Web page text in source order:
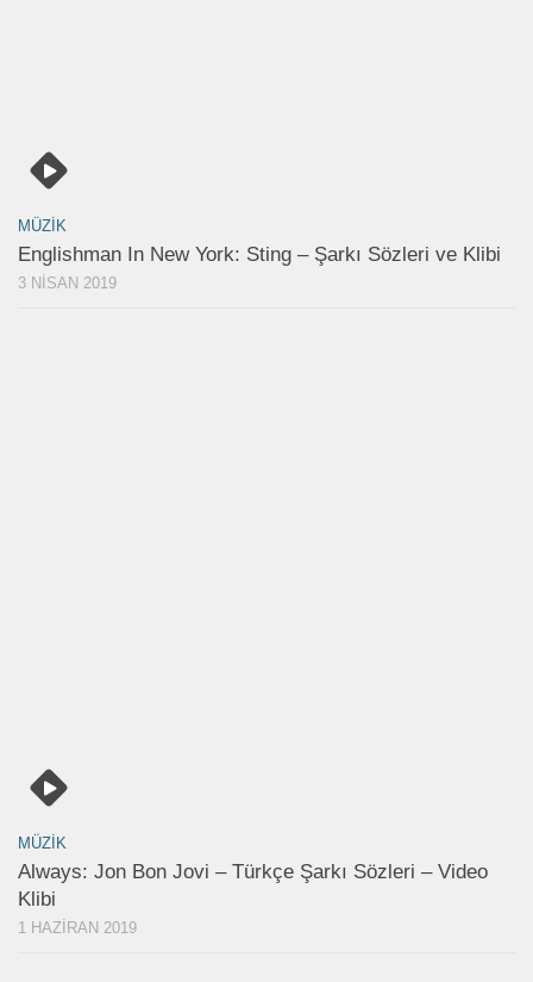
MÜZIK
Englishman In New York: Sting – Şarkı Sözleri ve Klibi
3 NISAN 2019
MÜZIK
Always: Jon Bon Jovi – Türkçe Şarkı Sözleri – Video
Klibi
1 HAZIRAN 2019